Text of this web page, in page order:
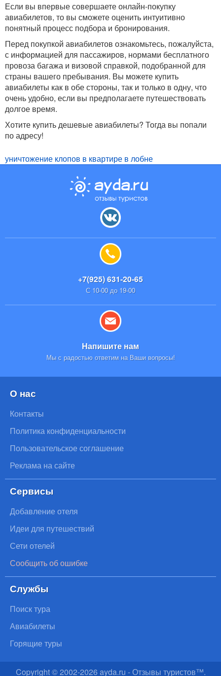
Если вы впервые совершаете онлайн-покупку
авиабилетов, то вы сможете оценить интуитивно
понятный процесс подбора и бронирования.
Перед покупкой авиабилетов ознакомьтесь, пожалуйста,
с информацией для пассажиров, нормами бесплатного
провоза багажа и визовой справкой, подобранной для
страны вашего пребывания. Вы можете купить
авиабилеты как в обе стороны, так и только в одну, что
очень удобно, если вы предполагаете путешествовать
долгое время.
Хотите купить дешевые авиабилеты? Тогда вы попали
по адресу!
уничтожение клопов в квартире в лобне
+7(925) 631-20-65
С 10-00 до 19-00
Напишите нам
Мы с радостью ответим на Ваши вопросы!
О нас
Контакты
Политика конфиденциальности
Пользовательское соглашение
Реклама на сайте
Сервисы
Добавление отеля
Идеи для путешествий
Сети отелей
Сообщить об ошибке
Службы
Поиск тура
Авиабилеты
Горящие туры
Copyright © 2002-2026 ayda.ru - Отзывы туристов™.